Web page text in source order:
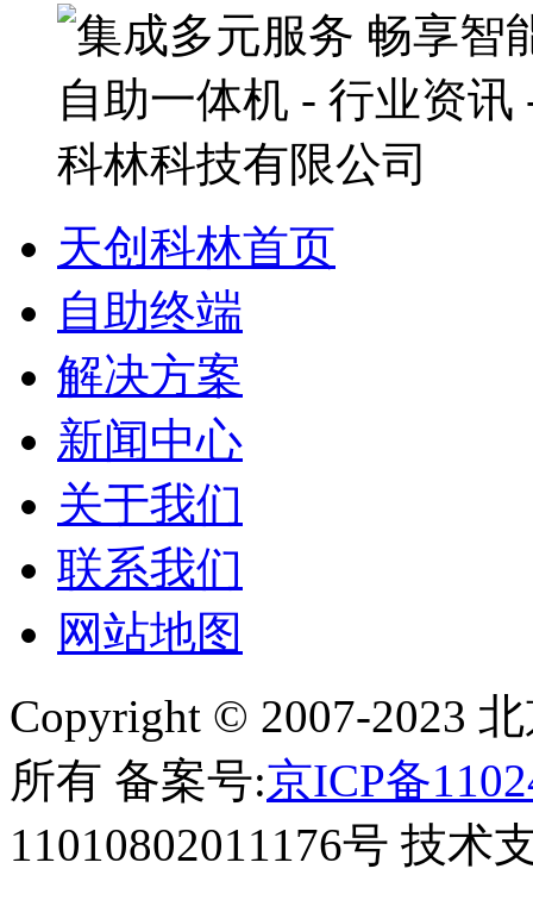
天创科林首页
自助终端
解决方案
新闻中心
关于我们
联系我们
网站地图
Copyright © 2007-2023
所有 备案号:京ICP备
11010802011176号 技术